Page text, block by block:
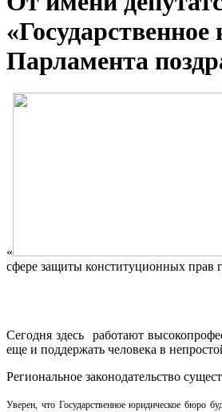
Парламента
«
сфере защиты конституционных прав
Сегодня здесь работают
еще и поддержать человека в
Региональное законодательство
Уверен, что Государственное юридическое бюро